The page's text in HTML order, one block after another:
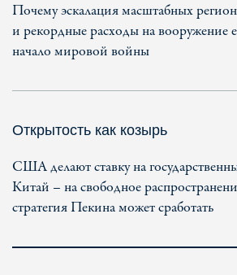
Почему эскалация масштабных
и рекордные расходы на вооружение
начало мировой войны
Открытость как козырь
США делают ставку на
Китай – на свободное
стратегия Пекина может сработать